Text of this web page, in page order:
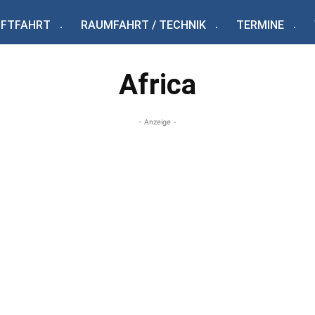
RAUMFAHRT / TECHNIK TERMINE
Africa
- Anzeige -